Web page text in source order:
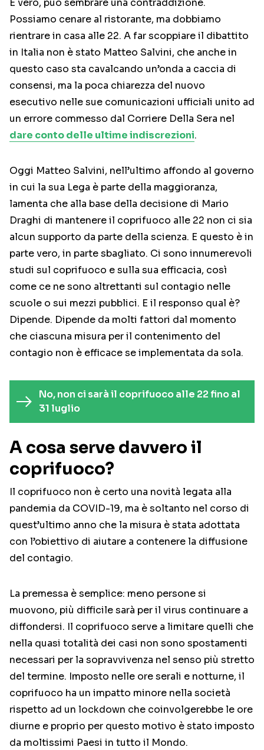
È vero, può sembrare una contraddizione.
Possiamo cenare al ristorante, ma dobbiamo
rientrare in casa alle 22. A far scoppiare il dibattito
in Italia non è stato Matteo Salvini, che anche in
questo caso sta cavalcando un’onda a caccia di
consensi, ma la poca chiarezza del nuovo
esecutivo nelle sue comunicazioni ufficiali unito ad
un errore commesso dal Corriere Della Sera nel
dare conto delle ultime indiscrezioni.
Oggi Matteo Salvini, nell’ultimo affondo al governo
in cui la sua Lega è parte della maggioranza,
lamenta che alla base della decisione di Mario
Draghi di mantenere il coprifuoco alle 22 non ci sia
alcun supporto da parte della scienza. E questo è in
parte vero, in parte sbagliato. Ci sono innumerevoli
studi sul coprifuoco e sulla sua efficacia, così
come ce ne sono altrettanti sul contagio nelle
scuole o sui mezzi pubblici. E il responso qual è?
Dipende. Dipende da molti fattori dal momento
che ciascuna misura per il contenimento del
contagio non è efficace se implementata da sola.
No, non ci sarà il coprifuoco alle 22 fino al
31 luglio
A cosa serve davvero il
coprifuoco?
Il coprifuoco non è certo una novità legata alla
pandemia da COVID-19, ma è soltanto nel corso di
quest’ultimo anno che la misura è stata adottata
con l’obiettivo di aiutare a contenere la diffusione
del contagio.
La premessa è semplice: meno persone si
muovono, più difficile sarà per il virus continuare a
diffondersi. Il coprifuoco serve a limitare quelli che
nella quasi totalità dei casi non sono spostamenti
necessari per la sopravvivenza nel senso più stretto
del termine. Imposto nelle ore serali e notturne, il
coprifuoco ha un impatto minore nella società
rispetto ad un lockdown che coinvolgerebbe le ore
diurne e proprio per questo motivo è stato imposto
da moltissimi Paesi in tutto il Mondo.